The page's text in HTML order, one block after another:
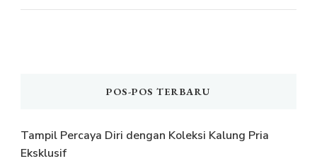
POS-POS TERBARU
Tampil Percaya Diri dengan Koleksi Kalung Pria
Eksklusif